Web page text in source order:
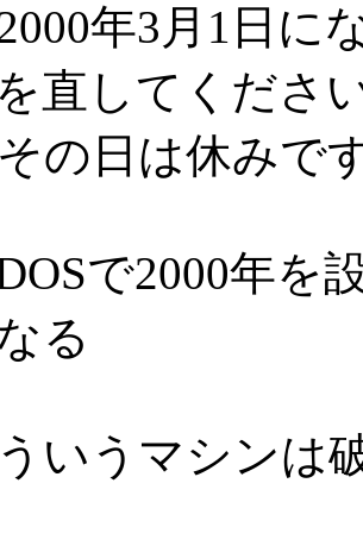
年3月1日に
直してくださ
の日は休みで
で2000年を
る
いうマシンは